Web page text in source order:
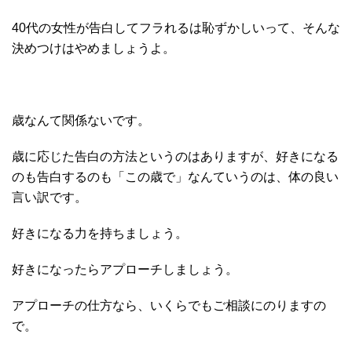
40代の女性が告白してフラれるは恥ずかしいって、そんな
決めつけはやめましょうよ。
歳なんて関係ないです。
歳に応じた告白の方法というのはありますが、好きになる
のも告白するのも「この歳で」なんていうのは、体の良い
言い訳です。
好きになる力を持ちましょう。
好きになったらアプローチしましょう。
アプローチの仕方なら、いくらでもご相談にのりますの
で。